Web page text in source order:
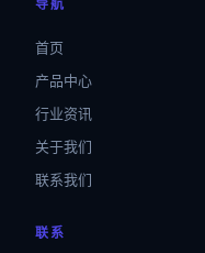
导航
首页
产品中心
行业资讯
关于我们
联系我们
联系